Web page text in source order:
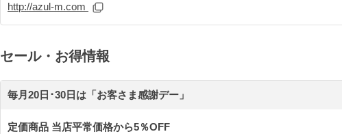
http://azul-m.com
セール・お得情報
毎月20日･30日は「お客さま感謝デー」
定価商品 当店平常価格から5％OFF